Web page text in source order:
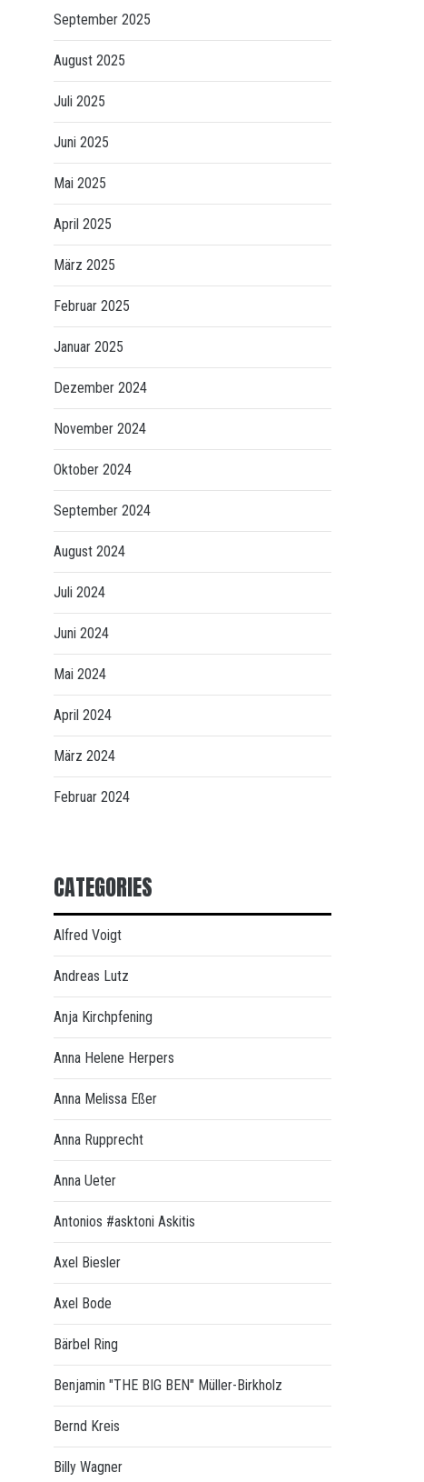
September 2025
August 2025
Juli 2025
Juni 2025
Mai 2025
April 2025
März 2025
Februar 2025
Januar 2025
Dezember 2024
November 2024
Oktober 2024
September 2024
August 2024
Juli 2024
Juni 2024
Mai 2024
April 2024
März 2024
Februar 2024
CATEGORIES
Alfred Voigt
Andreas Lutz
Anja Kirchpfening
Anna Helene Herpers
Anna Melissa Eßer
Anna Rupprecht
Anna Ueter
Antonios #asktoni Askitis
Axel Biesler
Axel Bode
Bärbel Ring
Benjamin "THE BIG BEN" Müller-Birkholz
Bernd Kreis
Billy Wagner